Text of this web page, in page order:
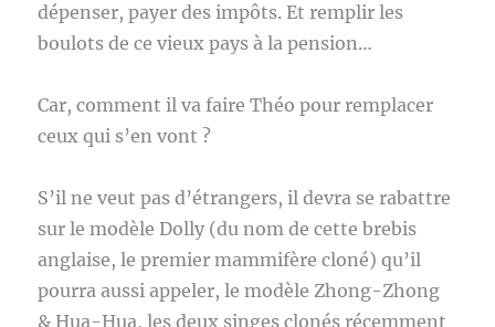
dépenser, payer des impôts. Et remplir les
boulots de ce vieux pays à la pension…
Car, comment il va faire Théo pour remplacer
ceux qui s’en vont ?
S’il ne veut pas d’étrangers, il devra se rabattre
sur le modèle Dolly (du nom de cette brebis
anglaise, le premier mammifère cloné) qu’il
pourra aussi appeler, le modèle Zhong-Zhong
& Hua-Hua, les deux singes clonés récemment